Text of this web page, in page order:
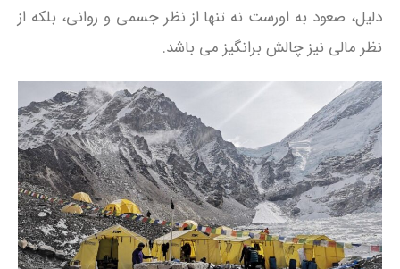
دلیل، صعود به اورست نه تنها از نظر جسمی و روانی، بلکه از
نظر مالی نیز چالش‌ برانگیز می باشد.